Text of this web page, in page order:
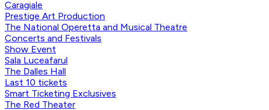
Caragiale
Prestige Art Production
The National Operetta and Musical Theatre
Concerts and Festivals
Show Event
Sala Luceafarul
The Dalles Hall
Last 10 tickets
Smart Ticketing Exclusives
The Red Theater